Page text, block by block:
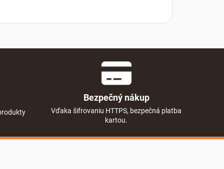
Bezpečný nákup
Vďaka šifrovaniu HTTPS, bezpečná platba
kartou.